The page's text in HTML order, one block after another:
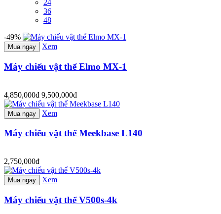
24
36
48
-49%
Mua ngay Xem
Máy chiếu vật thể Elmo MX-1
4,850,000đ 9,500,000đ
Mua ngay Xem
Máy chiếu vật thể Meekbase L140
2,750,000đ
Mua ngay Xem
Máy chiếu vật thể V500s-4k